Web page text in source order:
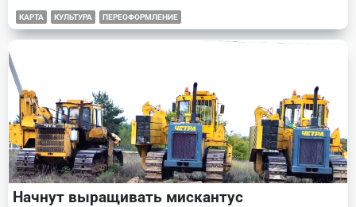
КАРТА КУЛЬТУРА ПЕРЕОФОРМЛЕНИЕ
Начнут выращивать мискантус